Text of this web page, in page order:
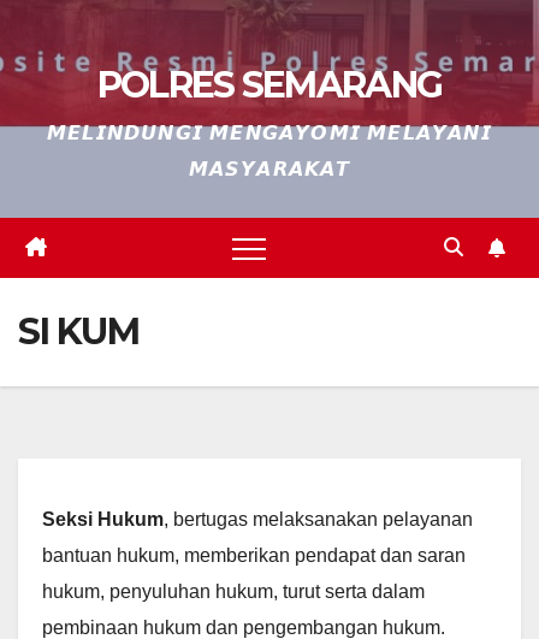
POLRES SEMARANG
𝙈𝙀𝙇𝙄𝙉𝘿𝙐𝙉𝙂𝙄 𝙈𝙀𝙉𝙂𝘼𝙔𝙊𝙈𝙄 𝙈𝙀𝙇𝘼𝙔𝘼𝙉𝙄
𝙈𝘼𝙎𝙔𝘼𝙍𝘼𝙆𝘼𝙏
SI KUM
Seksi Hukum, bertugas melaksanakan pelayanan
bantuan hukum, memberikan pendapat dan saran
hukum, penyuluhan hukum, turut serta dalam
pembinaan hukum dan pengembangan hukum.